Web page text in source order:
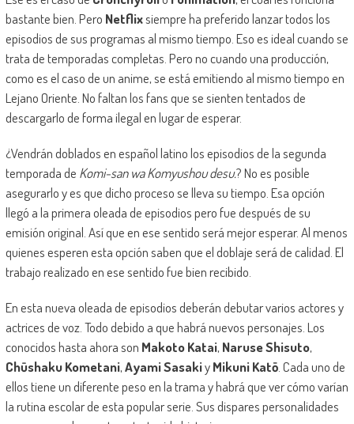
bastante bien. Pero Netflixsiempre ha preferido lanzar todos los
episodios de sus programas al mismo tiempo. Eso es ideal cuando se
trata de temporadas completas. Pero no cuando una producción,
como es el caso de un anime, se está emitiendo al mismo tiempo en
Lejano Oriente. No faltan los fans que se sienten tentados de
descargarlo de forma ilegal en lugar de esperar.
¿Vendrán doblados en español latino los episodios de la segunda
temporada de Komi-san wa Komyushou desu.? No es posible
asegurarlo y es que dicho proceso se lleva su tiempo. Esa opción
llegó a la primera oleada de episodios pero fue después de su
emisión original. Así que en ese sentido será mejor esperar. Al menos
quienes esperen esta opción saben que el doblaje será de calidad. El
trabajo realizado en ese sentido fue bien recibido.
En esta nueva oleada de episodios deberán debutar varios actores y
actrices de voz. Todo debido a que habrá nuevos personajes. Los
conocidos hasta ahora son Makoto Katai, Naruse Shisuto,
Chūshaku Kometani,Ayami SasakiyMikuni Katō. Cada uno de
ellos tiene un diferente peso en la trama y habrá que ver cómo varían
la rutina escolar de esta popular serie. Sus dispares personalidades